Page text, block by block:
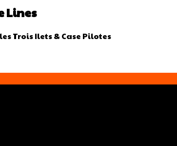
Lines
Trois Ilets & Case Pilotes